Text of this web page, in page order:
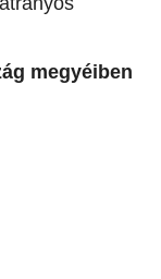
megyéiben